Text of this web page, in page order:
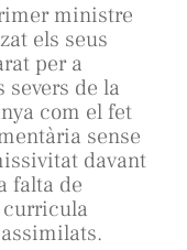
ministre
els seus
per a
de la
com el fet
sense
davant
falta de